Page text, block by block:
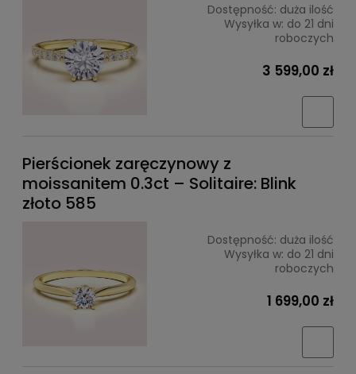
Dostępność: duża ilość
Wysyłka w: do 21 dni
roboczych
3 599,00 zł
Pierścionek zaręczynowy z
moissanitem 0.3ct – Solitaire: Blink
złoto 585
Dostępność: duża ilość
Wysyłka w: do 21 dni
roboczych
1 699,00 zł